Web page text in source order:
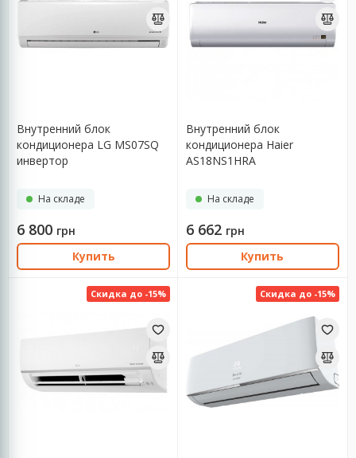
Внутренний блок
кондиционера LG MS07SQ
инвертор
На складе
6 800 грн
Купить
Внутренний блок
кондиционера Haier
AS18NS1HRA
На складе
6 662 грн
Купить
Скидка до -15% Скидка до -15%